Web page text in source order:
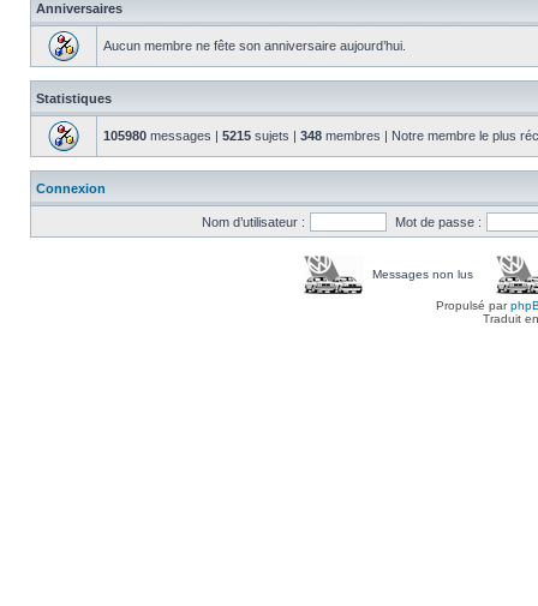
Anniversaires
Aucun membre ne fête son anniversaire aujourd’hui.
Statistiques
105980 messages | 5215 sujets | 348 membres | Notre membre le plus
Connexion
Nom d’utilisateur : Mot de passe :
Messages non lus
Propulsé par
Traduit